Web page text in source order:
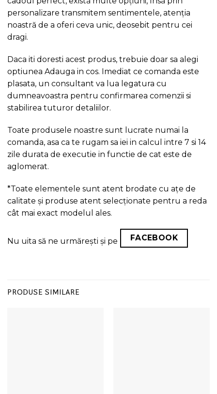
personalizare transmitem sentimentele, atenția
noastră de a oferi ceva unic, deosebit pentru cei
dragi.
Daca iti doresti acest produs, trebuie doar sa alegi
optiunea Adauga in cos. Imediat ce comanda este
plasata, un consultant va lua legatura cu
dumneavoastra pentru confirmarea comenzii si
stabilirea tuturor detaliilor.
Toate produsele noastre sunt lucrate numai la
comanda, asa ca te rugam sa iei in calcul intre 7 si 14
zile durata de executie in functie de cat este de
aglomerat.
*Toate elementele sunt atent brodate cu ațe de
calitate și produse atent selecționate pentru a reda
cât mai exact modelul ales.
Nu uita să ne urmărești și pe FACEBOOK
PRODUSE SIMILARE